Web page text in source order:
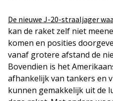
De nieuwe J-20-straaljager
kan de raket zelf niet
komen en posities
vanaf grotere afstand de
Bovendien is het
afhankelijk van tankers en
kunnen gemakkelijk uit de